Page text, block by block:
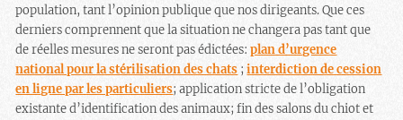
population, tant l’opinion publique que nos dirigeants. Que ces
derniers comprennent que la situation ne changera pas tant que
de réelles mesures ne seront pas édictées:plan d’urgence
national pour la stérilisation des chats ;interdiction de cession
en ligne par les particuliers; application stricte de l’obligation
existante d’identification des animaux; fin des salons du chiot et